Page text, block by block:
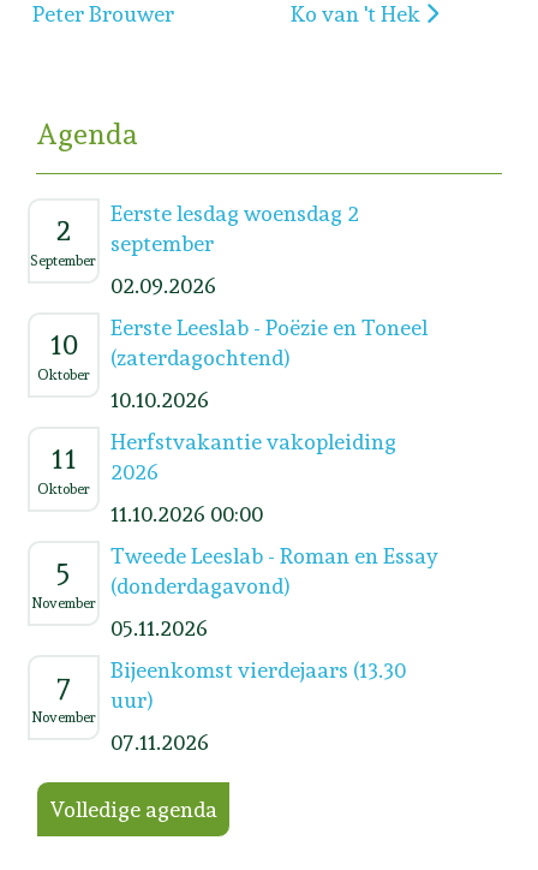
Peter Brouwer
Ko van 't Hek
Agenda
2
September
Eerste lesdag woensdag 2
september
02.09.2026
10
Oktober
Eerste Leeslab - Poëzie en Toneel
(zaterdagochtend)
10.10.2026
11
Oktober
Herfstvakantie vakopleiding
2026
11.10.2026 00:00
5
November
Tweede Leeslab - Roman en Essay
(donderdagavond)
05.11.2026
7
November
Bijeenkomst vierdejaars (13.30
uur)
07.11.2026
Volledige agenda